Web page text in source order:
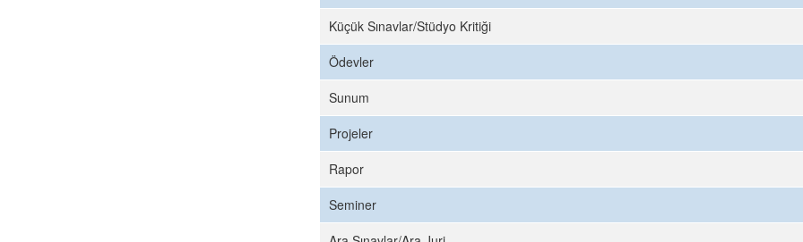
Küçük Sınavlar/Stüdyo Kritiği
Ödevler
Sunum
Projeler
Rapor
Seminer